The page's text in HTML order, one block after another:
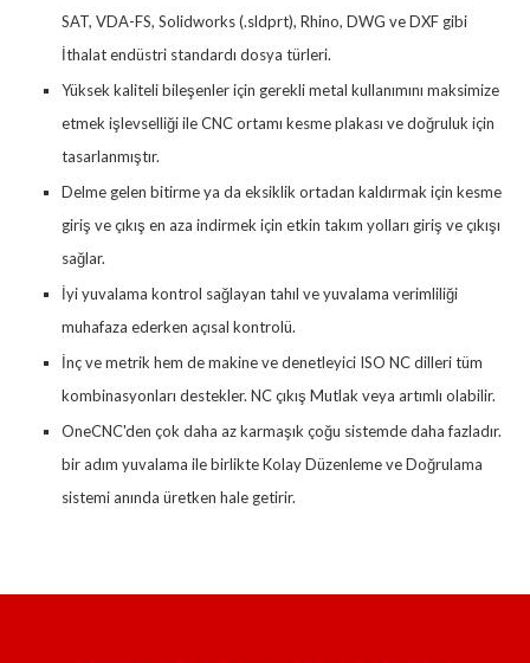
SAT, VDA-FS, Solidworks (.sldprt), Rhino, DWG ve DXF gibi
İthalat endüstri standardı dosya türleri.
Yüksek kaliteli bileşenler için gerekli metal kullanımını maksimize
etmek işlevselliği ile CNC ortamı kesme plakası ve doğruluk için
tasarlanmıştır.
Delme gelen bitirme ya da eksiklik ortadan kaldırmak için kesme
giriş ve çıkış en aza indirmek için etkin takım yolları giriş ve çıkışı
sağlar.
İyi yuvalama kontrol sağlayan tahıl ve yuvalama verimliliği
muhafaza ederken açısal kontrolü.
İnç ve metrik hem de makine ve denetleyici ISO NC dilleri tüm
kombinasyonları destekler. NC çıkış Mutlak veya artımlı olabilir.
OneCNC'den çok daha az karmaşık çoğu sistemde daha fazladır.
bir adım yuvalama ile birlikte Kolay Düzenleme ve Doğrulama
sistemi anında üretken hale getirir.